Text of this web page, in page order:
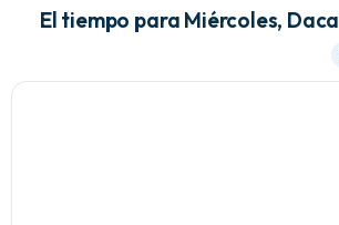
El tiempo para Miércoles, Daca